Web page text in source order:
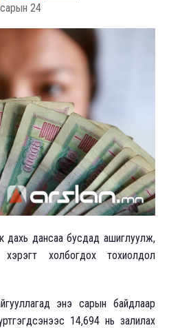
24
дахь дансаа бусдад ашиглуулж,
холбогдох тохиолдол
энэ сарын байдлаар
14,694 нь залилах